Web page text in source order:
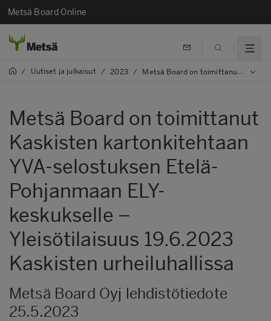
Metsä Board Online
/ Uutiset ja julkaisut / 2023 / Metsä Board on toimittanut Kaskisten kartonkitehtaan YVA-selostuksen Etelä-Pohjanmaan ELY-keskukselle – Yleisötilaisuus 19.6.2023 Kaskisten urheiluhallissa
Metsä Board on toimittanut
Kaskisten kartonkitehtaan
YVA-selostuksen Etelä-
Pohjanmaan ELY-
keskukselle –
Yleisötilaisuus 19.6.2023
Kaskisten urheiluhallissa
Metsä Board Oyj lehdistötiedote
25.5.2023